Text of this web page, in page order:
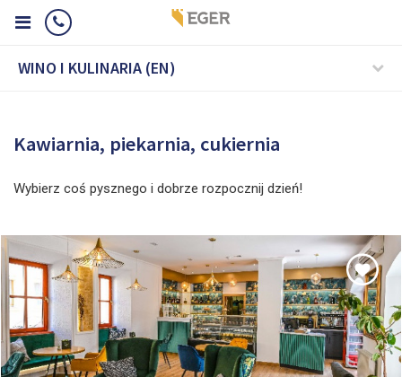
WINO I KULINARIA (EN)
Kawiarnia, piekarnia, cukiernia
Wybierz coś pysznego i dobrze rozpocznij dzień!